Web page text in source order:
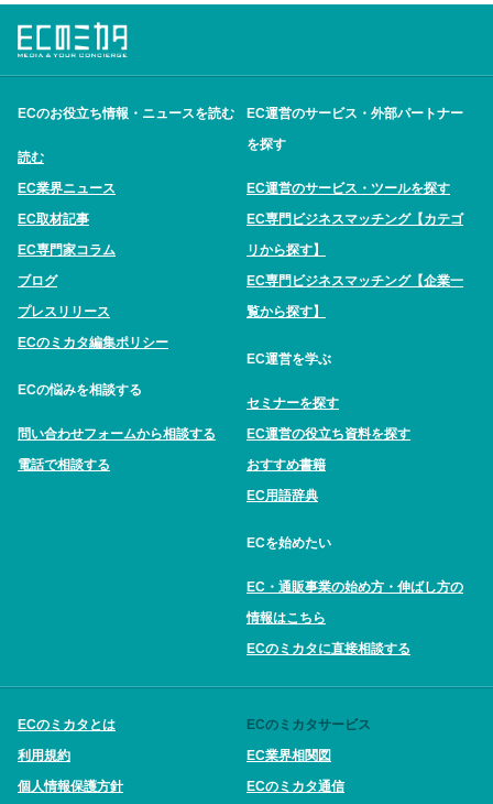
ECのお役立ち情報・ニュースを読む
読む
EC業界ニュース
EC取材記事
EC専門家コラム
ブログ
プレスリリース
ECのミカタ編集ポリシー
ECの悩みを相談する
問い合わせフォームから相談する
電話で相談する
EC運営のサービス・外部パートナー
を探す
EC運営のサービス・ツールを探す
EC専門ビジネスマッチング【カテゴ
リから探す】
EC専門ビジネスマッチング【企業一
覧から探す】
EC運営を学ぶ
セミナーを探す
EC運営の役立ち資料を探す
おすすめ書籍
EC用語辞典
ECを始めたい
EC・通販事業の始め方・伸ばし方の
情報はこちら
ECのミカタに直接相談する
ECのミカタとは
利用規約
個人情報保護方針
ECのミカタサービス
EC業界相関図
ECのミカタ通信